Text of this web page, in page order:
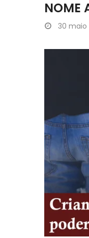
NOME
30 maio